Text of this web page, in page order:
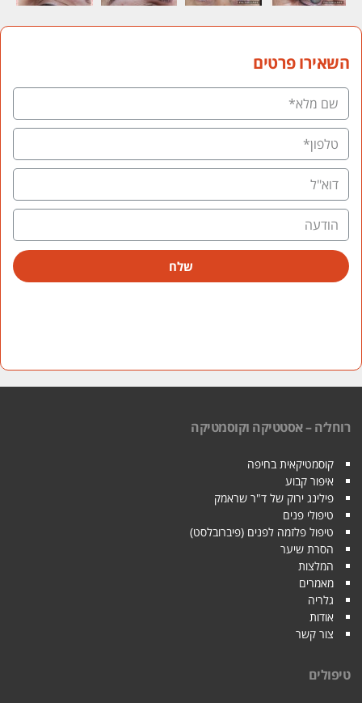
השאירו פרטים
שלח
רוחל׳ה – אסטטיקה וקוסמטיקה
קוסמטיקאית בחיפה
איפור קבוע
פילינג ירוק של ד"ר שראמק
טיפולי פנים
טיפול פלזמה לפנים (פיברובלסט)
הסרת שיער
המלצות
מאמרים
גלריה
אודות
צור קשר
טיפולים